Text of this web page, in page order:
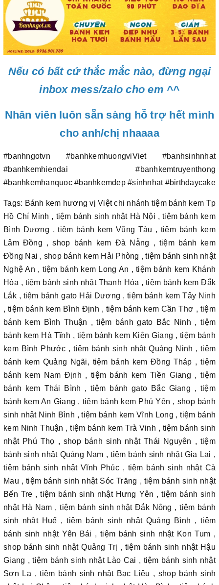
Nếu có bất cứ thắc mắc nào, đừng ngại
inbox mess/zalo cho em ^^
Nhân viên luôn sẵn sàng hỗ trợ hết mình
cho anh/chị nhaaaa
#banhngotvn #banhkemhuongviViet #banhsinhnhat
#banhkemhiendai #banhkemtruyenthong
#banhkemhanquoc #banhkemdep #sinhnhat #birthdaycake
Tags: Bánh kem hương vị Việt chi nhánh tiệm bánh kem Tp
Hồ Chí Minh , tiệm bánh sinh nhật Hà Nội , tiệm bánh kem
Bình Dương , tiệm bánh kem Vũng Tàu , tiệm bánh kem
Lâm Đồng , shop bánh kem Đà Nẵng , tiệm bánh kem
Đồng Nai , shop bánh kem Hải Phòng , tiệm bánh sinh nhật
Nghệ An , tiệm bánh kem Long An , tiệm bánh kem Khánh
Hòa , tiệm bánh sinh nhật Thanh Hóa , tiệm bánh kem Đắk
Lắk , tiệm bánh gato Hải Dương , tiệm bánh kem Tây Ninh
, tiệm bánh kem Bình Định , tiệm bánh kem Cần Thơ , tiệm
bánh kem Bình Thuận , tiệm bánh gato Bắc Ninh , tiệm
bánh kem Hà Tĩnh , tiệm bánh kem Kiên Giang , tiệm bánh
kem Bình Phước , tiệm bánh sinh nhật Quảng Ninh , tiệm
bánh kem Quảng Ngãi, tiệm bánh kem Đồng Tháp , tiệm
bánh kem Nam Định , tiệm bánh kem Tiền Giang , tiệm
bánh kem Thái Bình , tiệm bánh gato Bắc Giang , tiệm
bánh kem An Giang , tiệm bánh kem Phú Yên , shop bánh
sinh nhật Ninh Bình , tiệm bánh kem Vĩnh Long , tiệm bánh
kem Ninh Thuận , tiệm bánh kem Trà Vinh , tiệm bánh sinh
nhật Phú Thọ , shop bánh sinh nhật Thái Nguyên , tiệm
bánh sinh nhật Quảng Nam , tiệm bánh sinh nhật Gia Lai ,
tiệm bánh sinh nhật Vĩnh Phúc , tiệm bánh sinh nhật Cà
Mau , tiệm bánh sinh nhật Sóc Trăng , tiệm bánh sinh nhật
Bến Tre , tiệm bánh sinh nhật Hưng Yên , tiệm bánh sinh
nhật Hà Nam , tiệm bánh sinh nhật Đắk Nông , tiệm bánh
sinh nhật Huế , tiệm bánh sinh nhật Quảng Bình , tiệm
bánh sinh nhật Yên Bái , tiệm bánh sinh nhật Kon Tum ,
shop bánh sinh nhật Quảng Trị , tiệm bánh sinh nhật Hậu
Giang , tiệm bánh sinh nhật Lào Cai , tiệm bánh sinh nhật
Sơn La , tiệm bánh sinh nhật Bạc Liêu , shop bánh sinh